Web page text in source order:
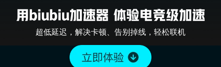
超低延迟，解决卡顿、告别掉线，轻松联机